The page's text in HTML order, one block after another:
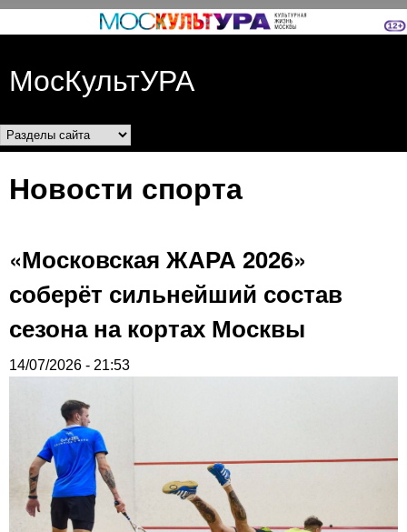
Перейти к основному
МосКультУРА
Разделы сайта
Новости спорта
«Московская ЖАРА 2026»
соберёт сильнейший состав
сезона на кортах Москвы
14/07/2026 - 21:53